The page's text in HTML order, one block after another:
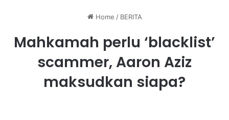
Home / BERITA
Mahkamah perlu ‘blacklist’
scammer, Aaron Aziz
maksudkan siapa?